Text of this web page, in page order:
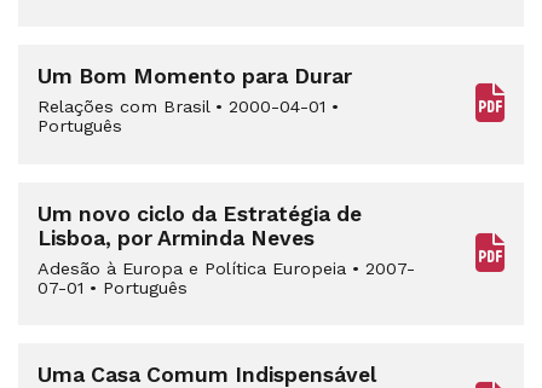
Um Bom Momento para Durar
Relações com Brasil • 2000-04-01 •
Português
Um novo ciclo da Estratégia de
Lisboa, por Arminda Neves
Adesão à Europa e Política Europeia • 2007-
07-01 • Português
Uma Casa Comum Indispensável